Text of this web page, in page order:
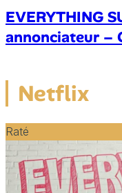
EVERYTHING
annonciateur –
Netflix
Raté